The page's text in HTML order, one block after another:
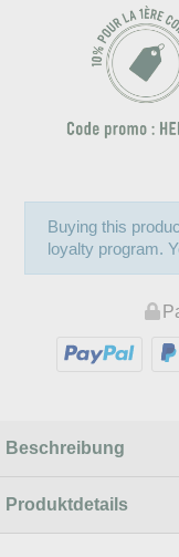
Buying this
loyalty program.
Beschreibung
Produktdetails